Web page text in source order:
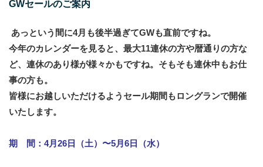
GWセールのご案内
あっという間に4月も後半過ぎてGWも直前ですね。
今年のカレンダーを見ると、最大11連休の方や暦通りの方な
ど、連休のあり様が様々かもですね。そもそも連休中もお仕
事の方も。
皆様にお越しいただけるようセール期間もロングランで開催
いたします。
期 間：4月26日（土）〜5月6日（水）